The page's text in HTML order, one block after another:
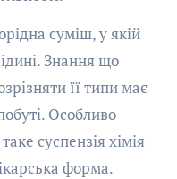
суміш, у якій
Знання що
її типи має
Особливо
суспензія хімія
форма.